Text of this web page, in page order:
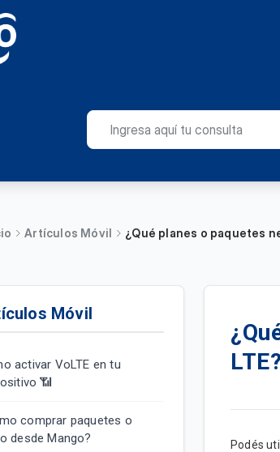
Artículos Móvil ¿Qué planes o paquetes
Móvil
activar VoLTE en tu
📶
comprar paquetes o
desde Mango?
LTE?
Podés